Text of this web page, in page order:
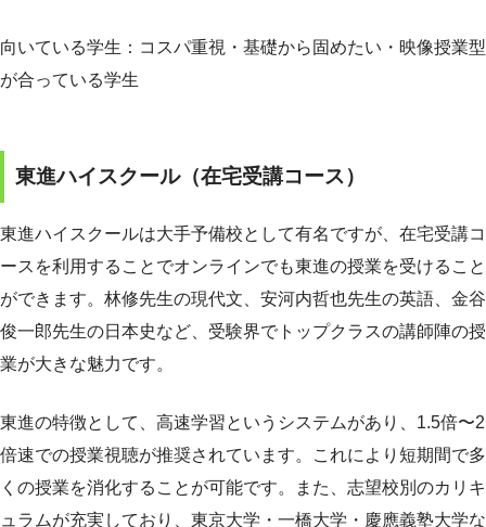
向いている学生：コスパ重視・基礎から固めたい・映像授業型
が合っている学生
東進ハイスクール（在宅受講コース）
東進ハイスクールは大手予備校として有名ですが、在宅受講コ
ースを利用することでオンラインでも東進の授業を受けること
ができます。林修先生の現代文、安河内哲也先生の英語、金谷
俊一郎先生の日本史など、受験界でトップクラスの講師陣の授
業が大きな魅力です。
東進の特徴として、高速学習というシステムがあり、1.5倍〜2
倍速での授業視聴が推奨されています。これにより短期間で多
くの授業を消化することが可能です。また、志望校別のカリキ
ュラムが充実しており、東京大学・一橋大学・慶應義塾大学な